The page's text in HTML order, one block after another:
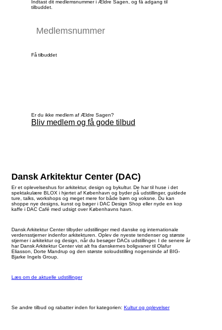
Dansk Arkitektur Center (DAC)
Er et oplevelseshus for arkitektur, design og bykultur. De har til huse i det
spektakulære BLOX i hjertet af København og byder på udstillinger, guidede
ture, talks, workshops og meget mere for både børn og voksne. Du kan
shoppe nye designs, kunst og bøger i DAC Design Shop eller nyde en kop
kaffe i DAC Café med udsigt over Københavns havn.
Dansk Arkitektur Center tilbyder udstillinger med danske og internationale
verdensstjerner indenfor arkitekturen. Oplev de nyeste tendenser og største
stjerner i arkitektur og design, når du besøger DACs udstillinger. I de senere år
har Dansk Arkitektur Center vist alt fra danskernes boligvaner til Olafur
Eliasson, Dorte Mandrup og den største soloudstilling nogensinde af BIG-
Bjarke Ingels Group.
Læs om de aktuelle udstillinger
Indtast dit medlemsnummer i Ældre Sagen, og få adgang til
tilbuddet.
Få tilbuddet
Er du ikke medlem af Ældre Sagen?
Bliv medlem og få gode tilbud
Se andre tilbud og rabatter inden for kategorien: Kultur og oplevelser